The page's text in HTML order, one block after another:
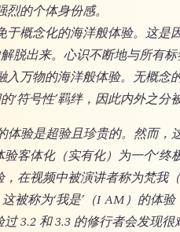
烈的个体身份感。
于概念化的海洋般体验。这是
脱出来。心识不断地与所有标
入万物的海洋般体验。无概念
‘符号性’羁绊，因此内外之分
体验是超验且珍贵的。然而
验客体化（实有化）为一个‘终
在视频中被演讲者称为梵我
被称为‘我是’（I AM）的体
3.2 和 3.3 的修行者会发现